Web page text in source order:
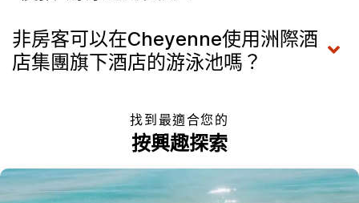
非房客可以在Cheyenne使用洲際酒
店集團旗下酒店的游泳池嗎？
找到最適合您的
按興趣探索